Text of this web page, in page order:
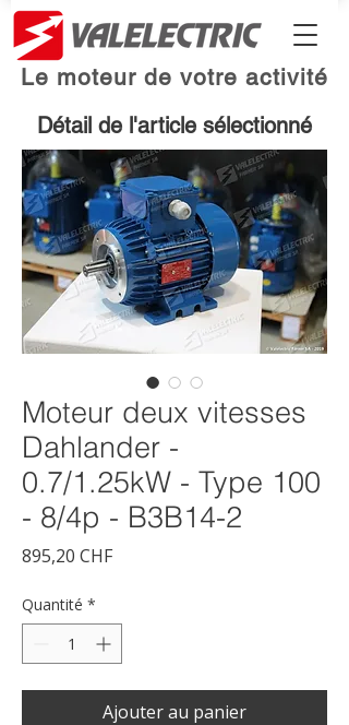
Le moteur de votre activité
Détail de l'article sélectionné
Moteur deux vitesses
Dahlander -
0.7/1.25kW - Type 100
- 8/4p - B3B14-2
895,20 CHFPrix
Quantité *
Ajouter au panier